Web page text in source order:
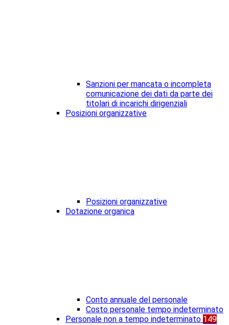
Sanzioni per mancata o incompleta
comunicazione dei dati da parte dei
titolari di incarichi dirigenziali
Posizioni organizzative
Posizioni organizzative
Dotazione organica
Conto annuale del personale
Costo personale tempo indeterminato
Personale non a tempo indeterminato 149